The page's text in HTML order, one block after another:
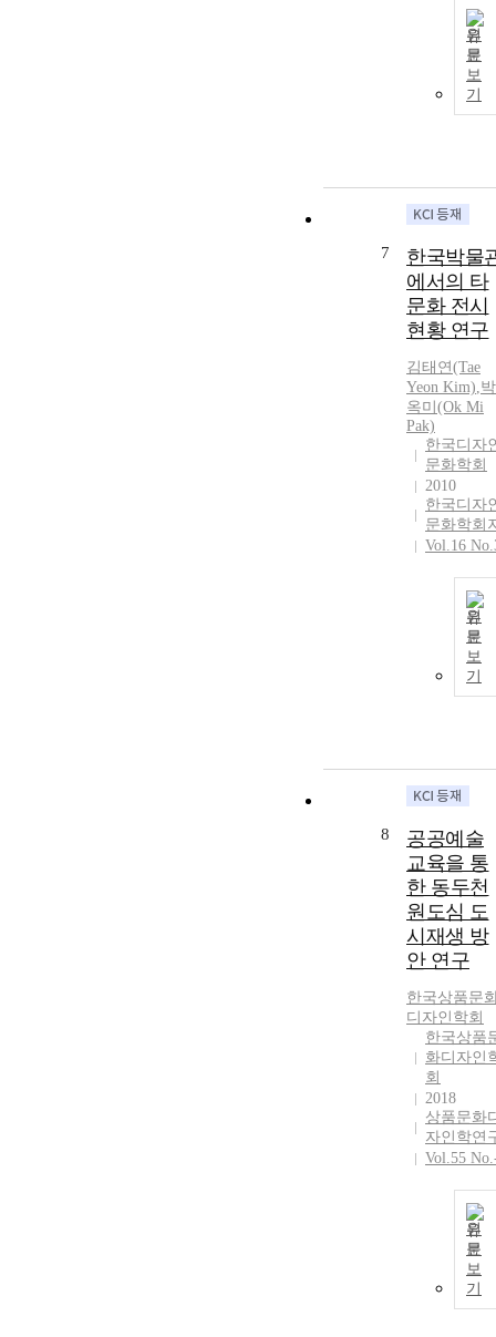
원
문
보
기
7
한국박물
에서의 타
문화 전시
현황 연구
김태연(Tae
Yeon Kim),박
옥미(Ok Mi
Pak)
한국디자
문화학회
2010
한국디자
문화학회
Vol.16
원
문
보
기
8
공공예술
교육을 통
한 동두천
원도심 도
시재생 방
안 연구
한국상품문
디자인학회
한국상품
화디자인
회
2018
상품문화
자인학연
Vol.55
원
문
보
기